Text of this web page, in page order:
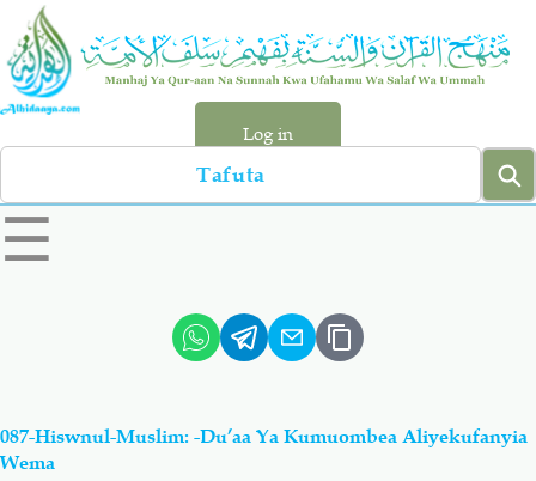
Skip
main
content
Log in
Search
left
sidebar
☰
Hadiyth
Aqiydah
087-Hiswnul-Muslim: -Du’aa Ya Kumuombea Aliyekufanyia
Wema